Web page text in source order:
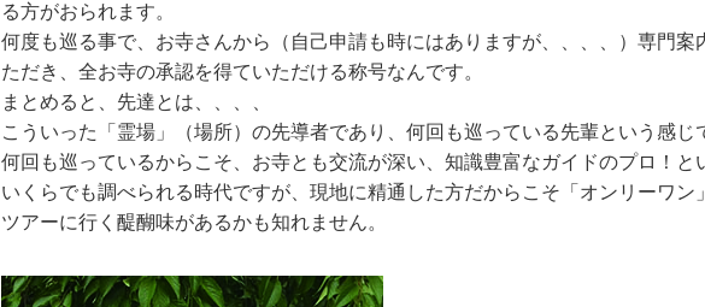
る方がおられます。
何度も巡る事で、お寺さんから（自己申請も時にはありますが、、、、）専門案
ただき、全お寺の承認を得ていただける称号なんです。
まとめると、先達とは、、、、
こういった「霊場」（場所）の先導者であり、何回も巡っている先輩という感じ
何回も巡っているからこそ、お寺とも交流が深い、知識豊富なガイドのプロ！と
いくらでも調べられる時代ですが、現地に精通した方だからこそ「オンリーワン
ツアーに行く醍醐味があるかも知れません。